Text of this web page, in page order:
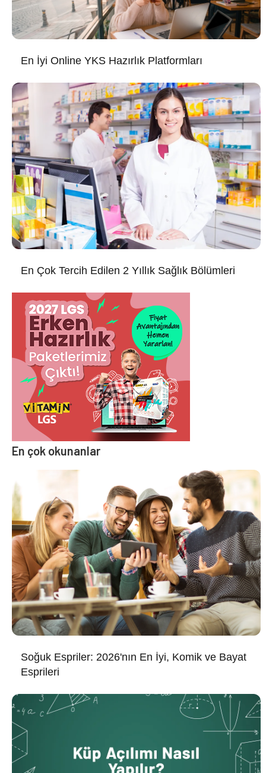
En İyi Online YKS Hazırlık Platformları
En Çok Tercih Edilen 2 Yıllık Sağlık Bölümleri
En çok okunanlar
Soğuk Espriler: 2026'nın En İyi, Komik ve Bayat
Esprileri